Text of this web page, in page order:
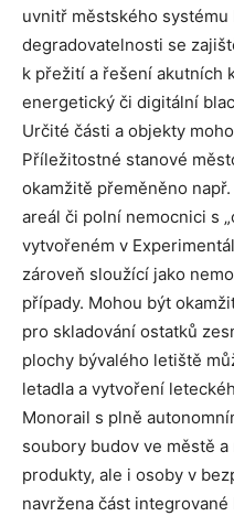
uvnitř městského
degradovatelnosti se
k přežití a řešení akutních
energetický či digitální
Určité části a objekty
Příležitostné stanové
okamžitě přeměněno
areál či polní nemocnici s
vytvořeném v
zároveň sloužící jako
případy. Mohou být
pro skladování ostatků
plochy bývalého letiště
letadla a vytvoření
Monorail s plně
soubory budov ve městě
produkty, ale i osoby v
navržena část